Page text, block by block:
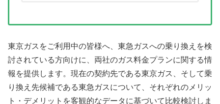
東京ガスをご利用中の皆様へ、東急ガスへの乗り換えを検
討されている方向けに、両社のガス料金プランに関する情
報を提供します。現在の契約先である東京ガス、そして乗
り換え先候補である東急ガスについて、それぞれのメリッ
ト・デメリットを客観的なデータに基づいて比較検討しま